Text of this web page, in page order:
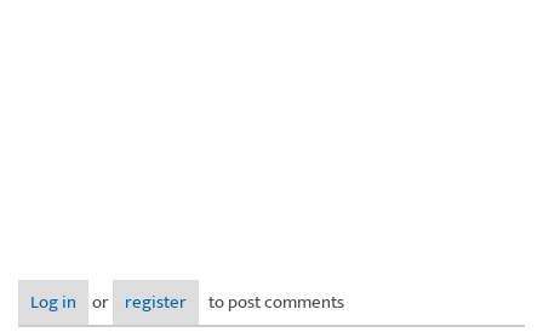
Log in or register to post comments